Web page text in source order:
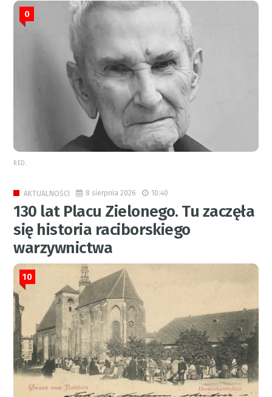
0
RED.
AKTUALNOŚCI 8 sierpnia 2026 10:40
130 lat Placu Zielonego. Tu zaczęła
się historia raciborskiego
warzywnictwa
10